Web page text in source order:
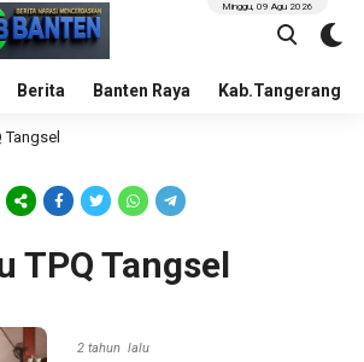
Berita Banten Raya Kab.Tangerang
Minggu, 09 Agu 2026
Tangsel
TPQ Tangsel
2 tahun lalu